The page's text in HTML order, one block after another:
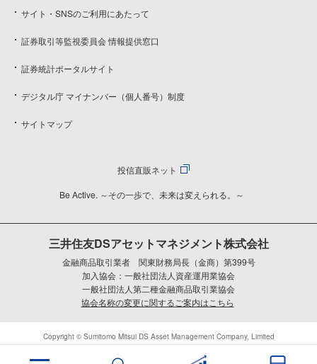
サイト・SNSのご利用にあたって
証券取引等監視委員会 情報提供窓口
証券統計ポータルサイト
デジタル庁 マイナンバー（個人番号）制度
サイトマップ
投信直販ネット
Be Active. ～その一歩で、未来は変えられる。～
三井住友DSアセットマネジメント株式会社
金融商品取引業者 関東財務局長（金商）第399号
加入協会：一般社団法人資産運用業協会
一般社団法人第二種金融商品取引業協会
協会名称の変更に関するご案内はこちら
Copyright © Sumitomo Mitsui DS Asset Management Company, Limited